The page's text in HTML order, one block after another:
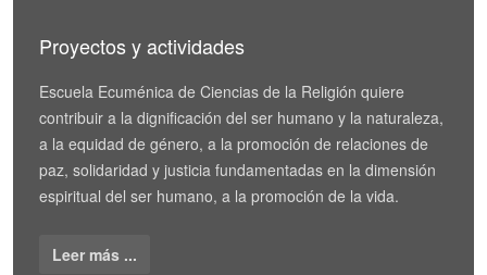
Proyectos y actividades
Escuela Ecuménica de Ciencias de la Religión quiere
contribuir a la dignificación del ser humano y la naturaleza,
a la equidad de género, a la promoción de relaciones de
paz, solidaridad y justicia fundamentadas en la dimensión
espiritual del ser humano, a la promoción de la vida.
Leer más ...